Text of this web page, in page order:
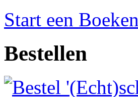
Start een
Bestellen